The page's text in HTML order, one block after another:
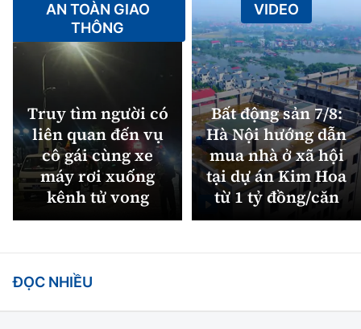
Truy tìm người có
liên quan đến vụ
cô gái cùng xe
máy rơi xuống
kênh tử vong
AN TOÀN GIAO
THÔNG
Bất động sản 7/8:
Hà Nội hướng dẫn
mua nhà ở xã hội
tại dự án Kim Hoa
từ 1 tỷ đồng/căn
VIDEO
ĐỌC NHIỀU